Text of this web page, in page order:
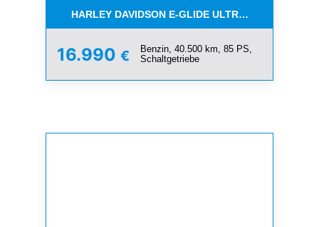
HARLEY DAVIDSON E-GLIDE ULTRA LIMITED 110-
16.990 €
Benzin, 40.500 km, 85 PS,
Schaltgetriebe